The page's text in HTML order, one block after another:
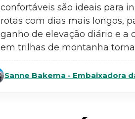
confortáveis são ideais para
rotas com dias mais longos,
ganho de elevação diário e a
em trilhas de montanha
Sanne Bakema - Embaixadora